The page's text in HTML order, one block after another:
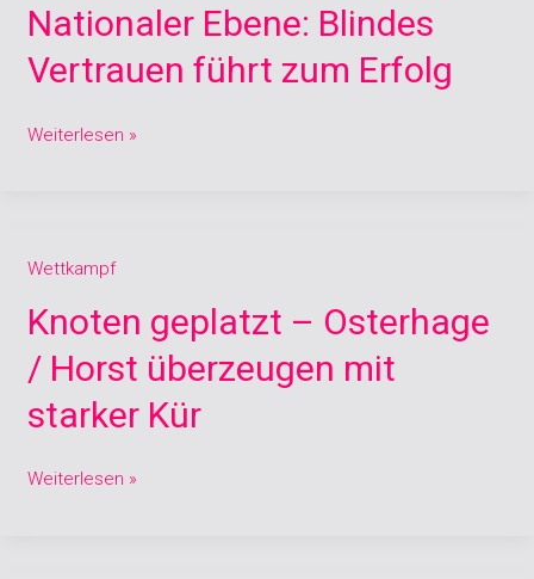
Nationaler Ebene: Blindes
Vertrauen führt zum Erfolg
starten
auf
Nationaler
Blindes
Weiterlesen »
Wettkampf
Knoten geplatzt – Osterhage
/ Horst überzeugen mit
starker Kür
Knoten
–
Osterhage
/
Horst
mit
Weiterlesen »